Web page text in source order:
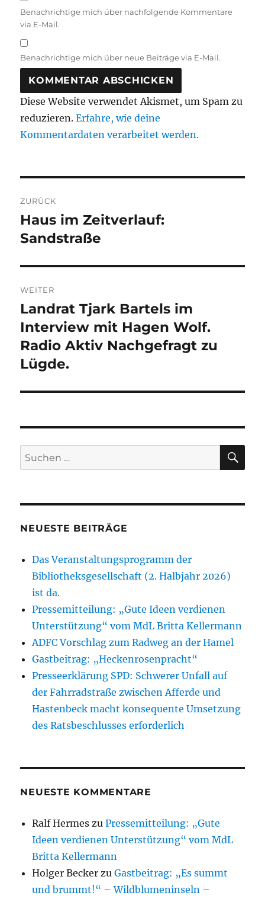
Benachrichtige mich über nachfolgende Kommentare
via E-Mail.
Benachrichtige mich über neue Beiträge via E-Mail.
Diese Website verwendet Akismet, um Spam zu
reduzieren.Erfahre, wie deine
Kommentardaten verarbeitet werden.
ZURÜCK
Vorheriger
Beitrag:
Haus im Zeitverlauf:
Sandstraße
WEITER
Nächster
Beitrag:
Landrat Tjark Bartels im
Interview mit Hagen Wolf.
Radio Aktiv Nachgefragt zu
Lügde.
Suchen
nach:
NEUESTE BEITRÄGE
Das Veranstaltungsprogramm der
Bibliotheksgesellschaft (2. Halbjahr 2026)
ist da.
Pressemitteilung: „Gute Ideen verdienen
Unterstützung“ vom MdL Britta Kellermann
ADFC Vorschlag zum Radweg an der Hamel
Gastbeitrag: „Heckenrosenpracht“
Presseerklärung SPD: Schwerer Unfall auf
der Fahrradstraße zwischen Afferde und
Hastenbeck macht konsequente Umsetzung
des Ratsbeschlusses erforderlich
NEUESTE KOMMENTARE
Ralf Hermes zuPressemitteilung: „Gute
Ideen verdienen Unterstützung“ vom MdL
Britta Kellermann
Holger Becker zuGastbeitrag: „Es summt
und brummt!“ – Wildblumeninseln –